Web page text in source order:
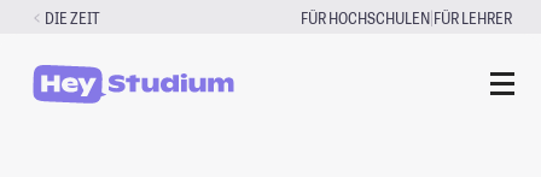
Zum
springen
DIE ZEIT FÜR HOCHSCHULEN|FÜR LEHRER